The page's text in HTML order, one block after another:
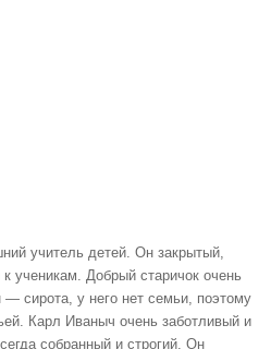
учитель детей. Он закрытый,
ученикам. Добрый старичок очень
— сирота, у него нет семьи, поэтому
Карл Иваныч очень заботливый и
собранный и строгий. Он